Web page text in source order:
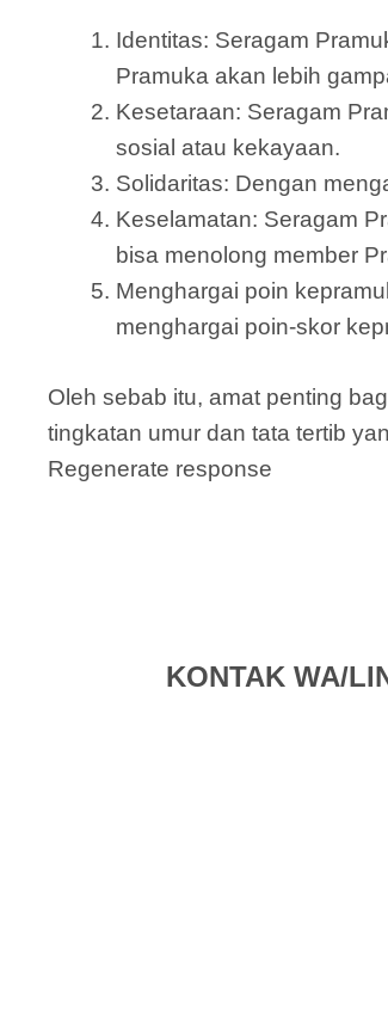
Identitas: Seragam
Pramuka akan lebih
Kesetaraan: Seragam
sosial atau kekayaan.
Solidaritas: Dengan
Keselamatan: Seragam
bisa menolong member
Menghargai poin
menghargai poin-skor
Oleh sebab itu, amat penting
tingkatan umur dan tata tertib
Regenerate response
KONTAK WA/